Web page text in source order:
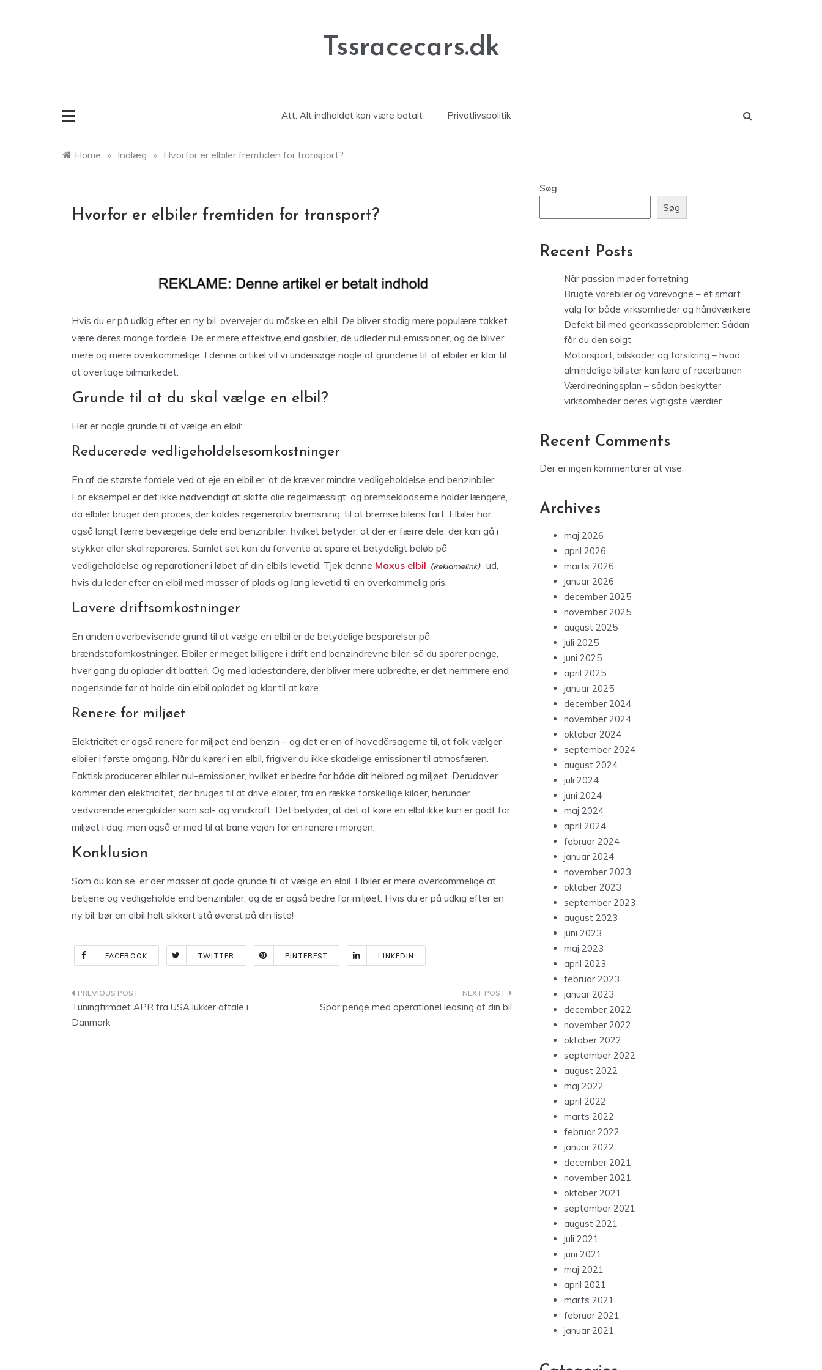
Tssracecars.dk
Att: Alt indholdet kan være betalt Privatlivspolitik
Home » Indlæg » Hvorfor er elbiler fremtiden for transport?
Hvorfor er elbiler fremtiden for transport?
Hvis du er på udkig efter en ny bil, overvejer du måske en elbil. De bliver stadig mere populære takket
være deres mange fordele. De er mere effektive end gasbiler, de udleder nul emissioner, og de bliver
mere og mere overkommelige. I denne artikel vil vi undersøge nogle af grundene til, at elbiler er klar til
at overtage bilmarkedet.
Grunde til at du skal vælge en elbil?
Her er nogle grunde til at vælge en elbil:
Reducerede vedligeholdelsesomkostninger
En af de største fordele ved at eje en elbil er, at de kræver mindre vedligeholdelse end benzinbiler.
For eksempel er det ikke nødvendigt at skifte olie regelmæssigt, og bremseklodserne holder længere,
da elbiler bruger den proces, der kaldes regenerativ bremsning, til at bremse bilens fart. Elbiler har
også langt færre bevægelige dele end benzinbiler, hvilket betyder, at der er færre dele, der kan gå i
stykker eller skal repareres. Samlet set kan du forvente at spare et betydeligt beløb på
vedligeholdelse og reparationer i løbet af din elbils levetid. Tjek denne Maxus elbil
ud,
hvis du leder efter en elbil med masser af plads og lang levetid til en overkommelig pris.
Lavere driftsomkostninger
En anden overbevisende grund til at vælge en elbil er de betydelige besparelser på
brændstofomkostninger. Elbiler er meget billigere i drift end benzindrevne biler, så du sparer penge,
hver gang du oplader dit batteri. Og med ladestandere, der bliver mere udbredte, er det nemmere end
nogensinde før at holde din elbil opladet og klar til at køre.
Renere for miljøet
Elektricitet er også renere for miljøet end benzin – og det er en af ​​hovedårsagerne til, at folk vælger
elbiler i første omgang. Når du kører i en elbil, frigiver du ikke skadelige emissioner til atmosfæren.
Faktisk producerer elbiler nul-emissioner, hvilket er bedre for både dit helbred og miljøet. Derudover
kommer den elektricitet, der bruges til at drive elbiler, fra en række forskellige kilder, herunder
vedvarende energikilder som sol- og vindkraft. Det betyder, at det at køre en elbil ikke kun er godt for
miljøet i dag, men også er med til at bane vejen for en renere i morgen.
Konklusion
Som du kan se, er der masser af gode grunde til at vælge en elbil. Elbiler er mere overkommelige at
betjene og vedligeholde end benzinbiler, og de er også bedre for miljøet. Hvis du er på udkig efter en
ny bil, bør en elbil helt sikkert stå øverst på din liste!
FACEBOOK TWITTER PINTEREST LINKEDIN
Indlægsnavigation
Tuningfirmaet APR fra USA lukker aftale i
Danmark
Spar penge med operationel leasing af din bil
Søg
Søg
Recent Posts
Når passion møder forretning
Brugte varebiler og varevogne – et smart
valg for både virksomheder og håndværkere
Defekt bil med gearkasseproblemer: Sådan
får du den solgt
Motorsport, bilskader og forsikring – hvad
almindelige bilister kan lære af racerbanen
Værdiredningsplan – sådan beskytter
virksomheder deres vigtigste værdier
Recent Comments
Der er ingen kommentarer at vise.
Archives
maj 2026
april 2026
marts 2026
januar 2026
december 2025
november 2025
august 2025
juli 2025
juni 2025
april 2025
januar 2025
december 2024
november 2024
oktober 2024
september 2024
august 2024
juli 2024
juni 2024
maj 2024
april 2024
februar 2024
januar 2024
november 2023
oktober 2023
september 2023
august 2023
juni 2023
maj 2023
april 2023
februar 2023
januar 2023
december 2022
november 2022
oktober 2022
september 2022
august 2022
maj 2022
april 2022
marts 2022
februar 2022
januar 2022
december 2021
november 2021
oktober 2021
september 2021
august 2021
juli 2021
juni 2021
maj 2021
april 2021
marts 2021
februar 2021
januar 2021